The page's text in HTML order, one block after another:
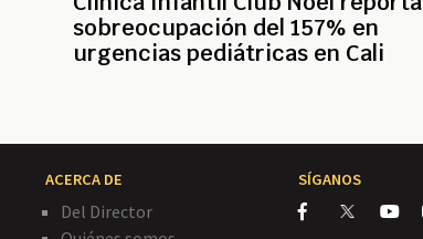
sobreocupación del 157% en
urgencias pediátricas en Cali
ACERCA DE
Del Director
SÍGANOS